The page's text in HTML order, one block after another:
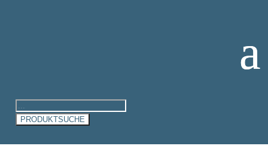
search
PRODUKTSUCHE